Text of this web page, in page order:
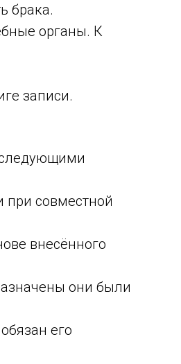
брака.
органы. К
записи.
следующими
при совместной
внесённого
они были
его